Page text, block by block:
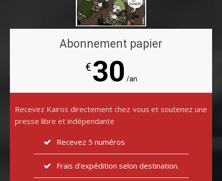
Abonnement papier
€30 /an
Recevez Kairos directement chez vous et soutenez une
presse libre et indépendante
Recevez 5 numéros
Frais d’expédition selon destination.